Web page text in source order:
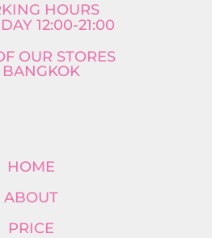
HOURS
12:00-21:00
OUR STORES
HOME
ABOUT
PRICE